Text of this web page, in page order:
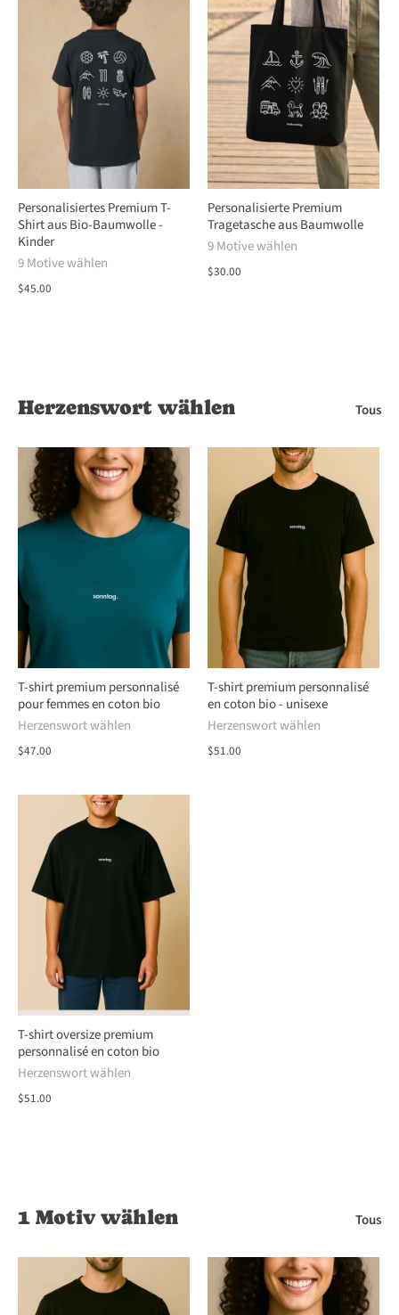
Personalisiertes Premium T-
Shirt aus Bio-Baumwolle -
Kinder
9 Motive wählen
$45.00
Personalisierte Premium
Tragetasche aus Baumwolle
9 Motive wählen
$30.00
Herzenswort wählen Tous
T-shirt premium personnalisé
pour femmes en coton bio
Herzenswort wählen
$47.00
T-shirt premium personnalisé
en coton bio - unisexe
Herzenswort wählen
$51.00
T-shirt oversize premium
personnalisé en coton bio
Herzenswort wählen
$51.00
1 Motiv wählen Tous